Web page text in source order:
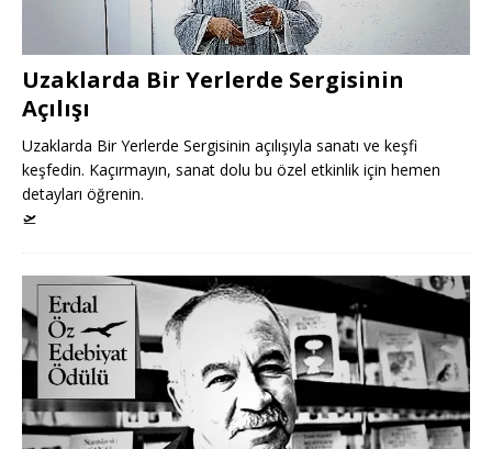
Uzaklarda Bir Yerlerde Sergisinin
Açılışı
Uzaklarda Bir Yerlerde Sergisinin açılışıyla sanatı ve keşfi
keşfedin. Kaçırmayın, sanat dolu bu özel etkinlik için hemen
detayları öğrenin.
🛫